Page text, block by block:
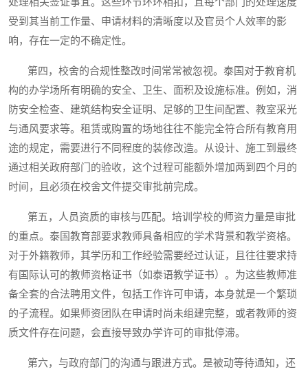
处理相关签证事宜。这些环节环环相扣，且每个部门的处理速度
受到其当前工作量、申请材料的清晰度以及官员个人效率的影
响，存在一定的不确定性。
第四，校舍的合规性整改时间常常被忽视。泰国对于教育机
构的办学场所有明确的安全、卫生、面积及设施标准。例如，消
防安全检查、建筑结构安全证明、足够的卫生间配置、教室采光
与通风要求等。租赁或购置的场地往往不能完全符合所有教育用
途的规定，需要进行不同程度的装修改造。从设计、施工到最终
通过相关政府部门的验收，这个过程可能额外增加两到四个月的
时间，且必须在校舍文件提交审批前完成。
第五，人员资质的审核与匹配。培训学校的师资力量是审批
的重点。泰国教育部要求教师具备相应的学术背景和教学资格。
对于外籍教师，其学历和工作经验需要经过认证，且往往要求持
有国际认可的教师资格证书（如泰语教学证书）。为这些教师准
备全套的合法聘用文件，包括工作许可申请，本身就是一个繁琐
的子流程。如果师资团队在申请时尚未组建完整，或者教师的资
质文件存在问题，会直接导致办学许可的审批停滞。
第六，与政府部门的沟通与跟进方式。是被动等待通知，还